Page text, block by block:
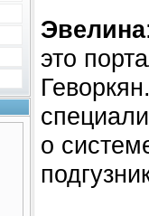
Эвелина
это
о